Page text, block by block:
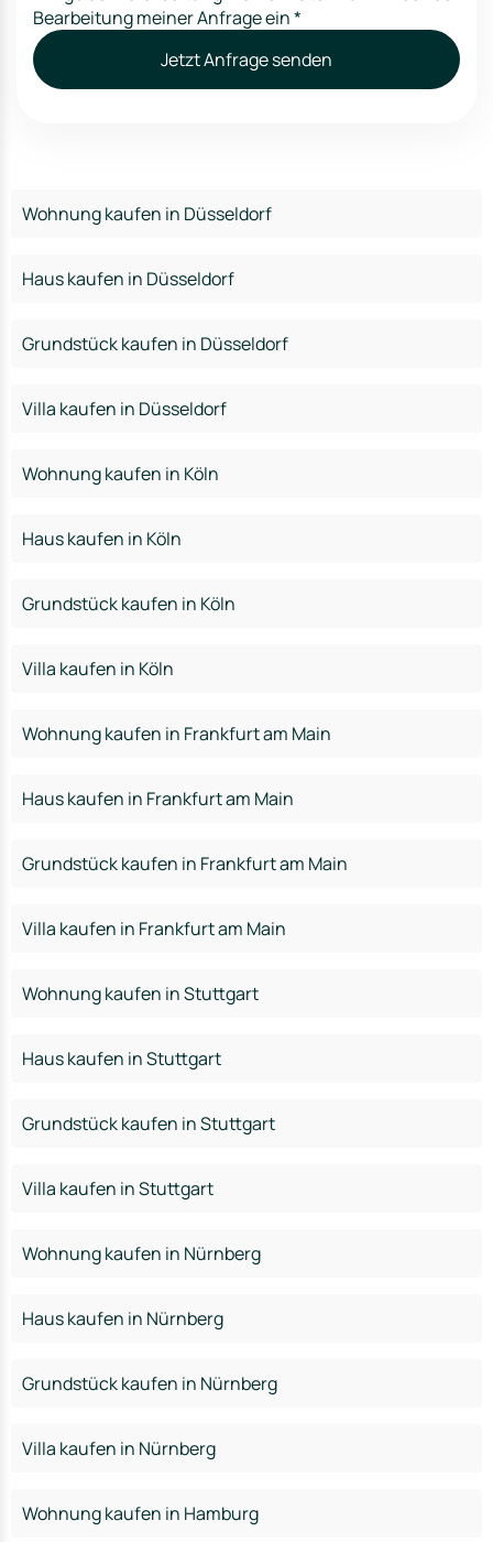
Bearbeitung meiner Anfrage ein*
Jetzt Anfrage senden
Wohnung kaufen in Düsseldorf
Haus kaufen in Düsseldorf
Grundstück kaufen in Düsseldorf
Villa kaufen in Düsseldorf
Wohnung kaufen in Köln
Haus kaufen in Köln
Grundstück kaufen in Köln
Villa kaufen in Köln
Wohnung kaufen in Frankfurt am Main
Haus kaufen in Frankfurt am Main
Grundstück kaufen in Frankfurt am Main
Villa kaufen in Frankfurt am Main
Wohnung kaufen in Stuttgart
Haus kaufen in Stuttgart
Grundstück kaufen in Stuttgart
Villa kaufen in Stuttgart
Wohnung kaufen in Nürnberg
Haus kaufen in Nürnberg
Grundstück kaufen in Nürnberg
Villa kaufen in Nürnberg
Wohnung kaufen in Hamburg